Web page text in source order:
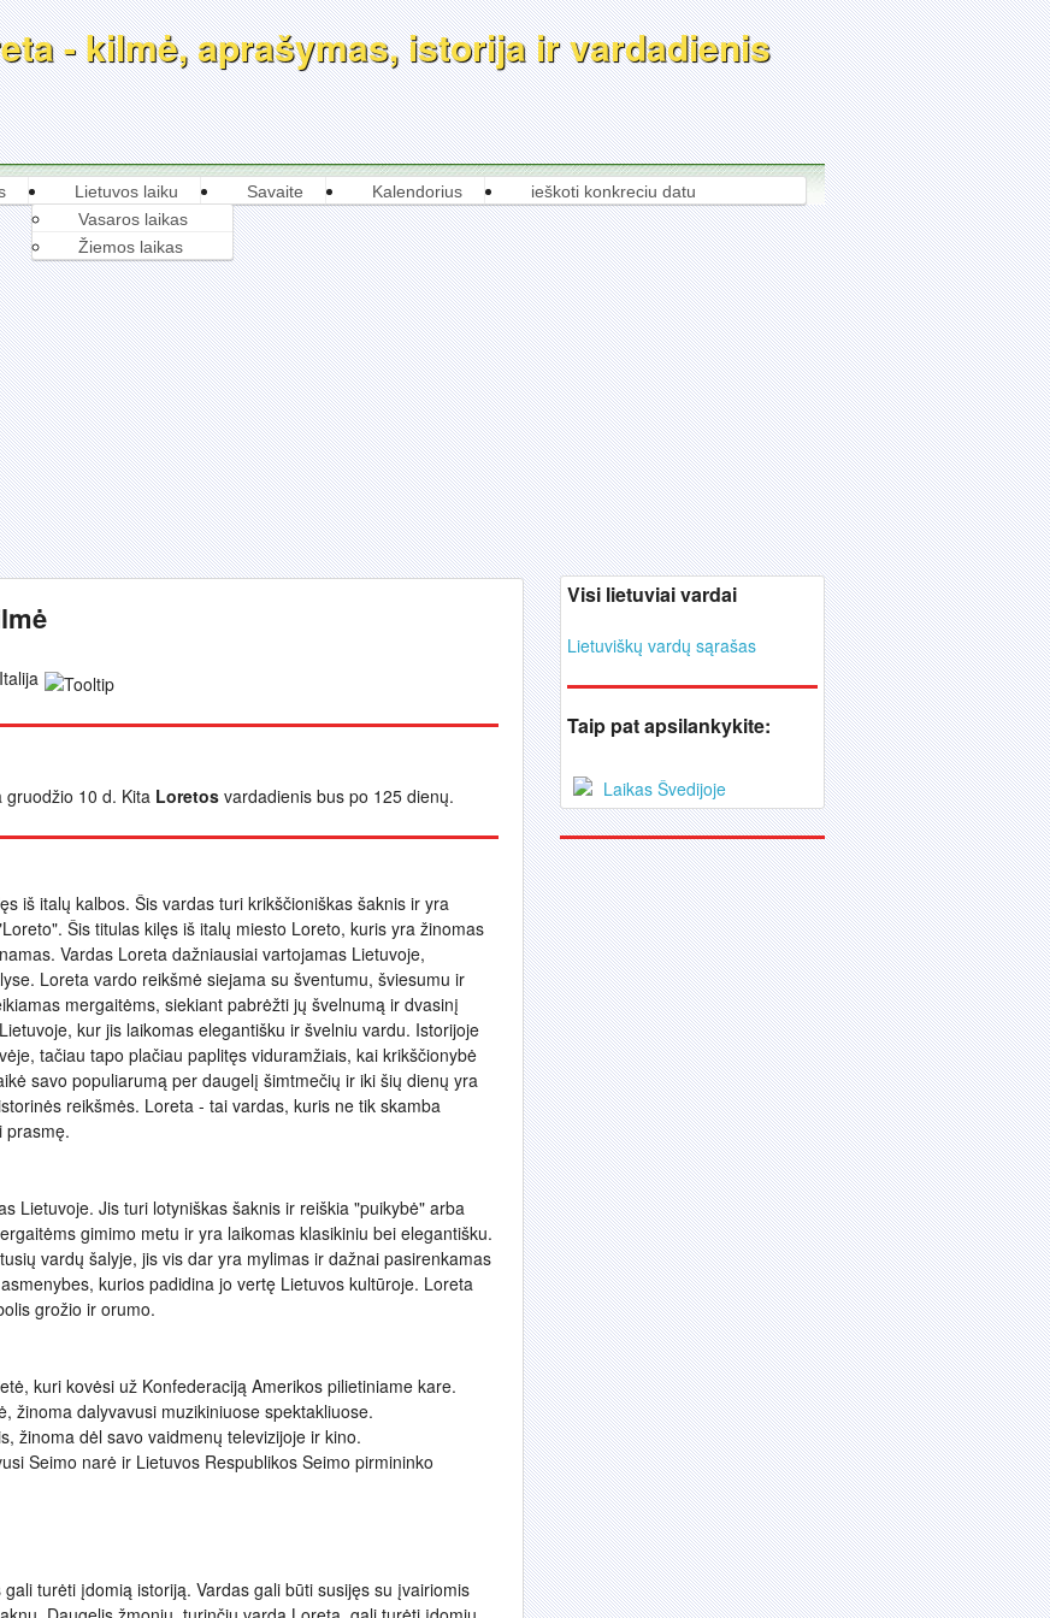
- kilmė, aprašymas, istorija ir vardadienis
Lietuvos laiku
Vasaros laikas
Žiemos laikas
Savaite Kalendorius ieškoti konkreciu datu
Italija
10 d. Kita Loretos vardadienis bus po 125 dienų.
iš italų kalbos. Šis vardas turi krikščioniškas šaknis ir yra
Šis titulas kilęs iš italų miesto Loreto, kuris yra žinomas
Vardas Loreta dažniausiai vartojamas Lietuvoje,
Loreta vardo reikšmė siejama su šventumu, šviesumu ir
mergaitėms, siekiant pabrėžti jų švelnumą ir dvasinį
kur jis laikomas elegantišku ir švelniu vardu. Istorijoje
tačiau tapo plačiau paplitęs viduramžiais, kai krikščionybė
savo populiarumą per daugelį šimtmečių ir iki šių dienų yra
reikšmės. Loreta - tai vardas, kuris ne tik skamba
prasmę.
Lietuvoje. Jis turi lotyniškas šaknis ir reiškia "puikybė" arba
gimimo metu ir yra laikomas klasikiniu bei elegantišku.
vardų šalyje, jis vis dar yra mylimas ir dažnai pasirenkamas
kurios padidina jo vertę Lietuvos kultūroje. Loreta
grožio ir orumo.
kuri kovėsi už Konfederaciją Amerikos pilietiniame kare.
žinoma dalyvavusi muzikiniuose spektakliuose.
žinoma dėl savo vaidmenų televizijoje ir kino.
Seimo narė ir Lietuvos Respublikos Seimo pirmininko
turėti įdomią istoriją. Vardas gali būti susijęs su įvairiomis
Visi lietuviai vardai
Lietuviškų vardų sąrašas
Taip pat apsilankykite:
Laikas Švedijoje